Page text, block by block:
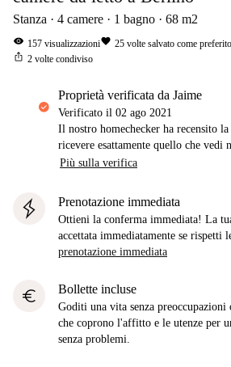
Stanza 4 camere 1 bagno 68 m2
visibility 157 visualizzazionifavorite 25 volte salvato come preferito
ios_share 2 volte condiviso
proprietà verificata da Jaime
Verificato il 02 ago 2021
Il nostro homechecker ha recensito
ricevere esattamente quello che vedi
Più sulla verifica
Prenotazione immediata
Ottieni la conferma immediata! La
accettata immediatamente se rispetti
prenotazione immediata
euro Bollette incluse
Goditi una vita senza preoccupazioni
che coprono l'affitto e le utenze per
senza problemi.